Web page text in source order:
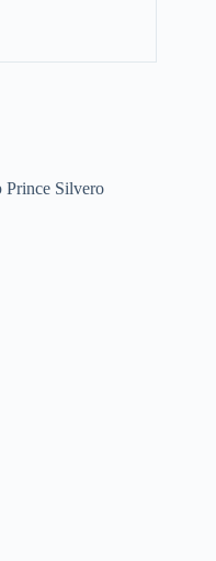
Prince Silvero